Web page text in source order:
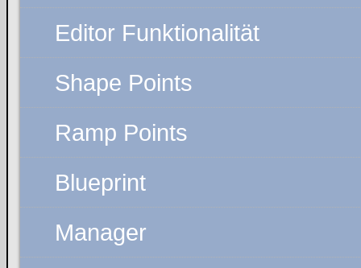
Editor Funktionalität
Shape Points
Ramp Points
Blueprint
Manager